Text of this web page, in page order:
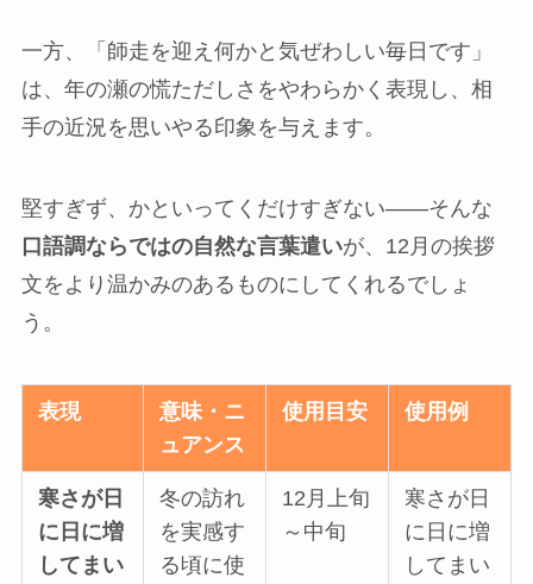
一方、「師走を迎え何かと気ぜわしい毎日です」
は、年の瀬の慌ただしさをやわらかく表現し、相
手の近況を思いやる印象を与えます。
堅すぎず、かといってくだけすぎない——そんな
口語調ならではの自然な言葉遣いが、12月の挨拶
文をより温かみのあるものにしてくれるでしょ
う。
表現
意味・ニ
ュアンス
使用目安 使用例
寒さが日
に日に増
してまい
冬の訪れ
を実感す
る頃に使
12月上旬
～中旬
寒さが日
に日に増
してまい